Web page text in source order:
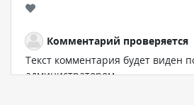
Комментарий проверяется
Текст комментария будет виден
администратором.